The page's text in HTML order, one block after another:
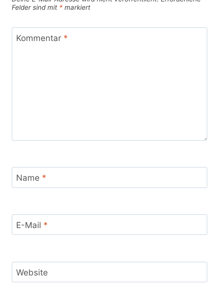
Felder sind mit * markiert
Kommentar *
Name *
E-Mail *
Website